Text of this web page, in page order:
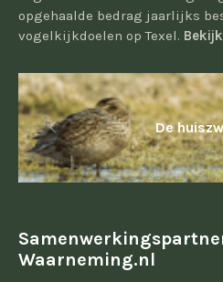
opgehaalde bedrag jaarlijks
vogelkijkdoelen op Texel.
De
Waarneming.nl